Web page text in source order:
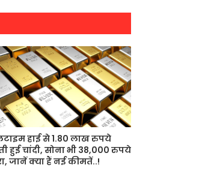
हाई से 1.80 लाख रुपये
हुई चांदी, सोना भी 38,000 रुपये
जानें क्या हैं नई कीमतें..!